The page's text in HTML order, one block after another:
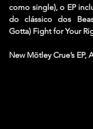
como single), o EP
do clássico dos
Gotta) Fight for Your
New Mötley Crue’s EP,